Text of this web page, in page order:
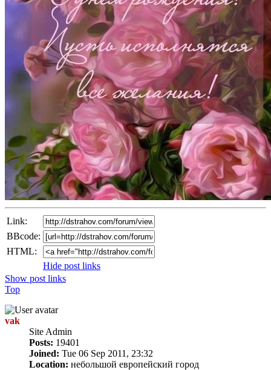
Link:
BBcode:
HTML:
Hide post links
Show post links
Top
vak
Site Admin
Posts: 19401
Joined: Tue 06 Sep 2011, 23:32
Location: небольшой европейский город